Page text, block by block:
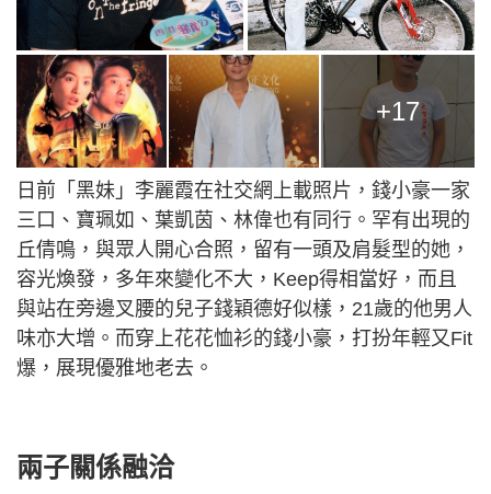
+17
日前「黑妹」李麗霞在社交網上載照片，錢小豪一家
三口、寶珮如、葉凱茵、林偉也有同行。罕有出現的
丘倩鳴，與眾人開心合照，留有一頭及肩髮型的她，
容光煥發，多年來變化不大，Keep得相當好，而且
與站在旁邊叉腰的兒子錢穎德好似樣，21歲的他男人
味亦大增。而穿上花花恤衫的錢小豪，打扮年輕又Fit
爆，展現優雅地老去。
兩子關係融洽